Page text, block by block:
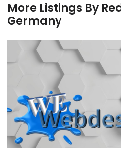
More Listings By
Germany